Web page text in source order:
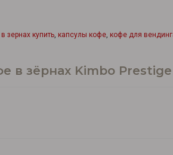
зернах купить, капсулы кофе, кофе для
в зёрнах Kimbo Prestige